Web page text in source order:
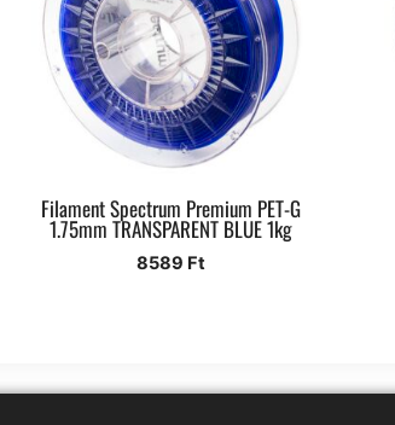
Filament Spectrum Premium PET-G
1.75mm TRANSPARENT BLUE 1kg
8589 Ft